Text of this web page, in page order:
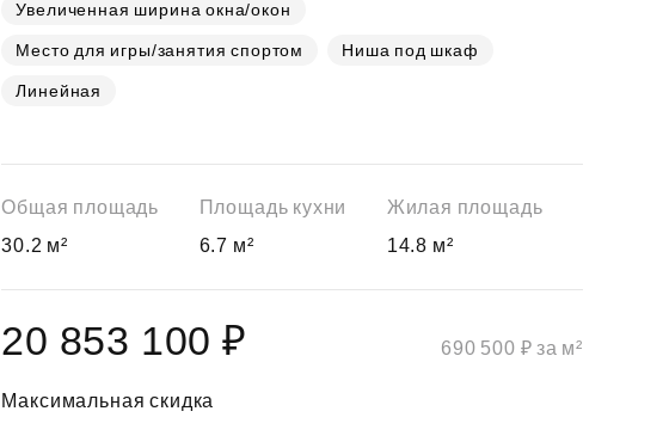
20 853 100 ₽
Максимальная скидка
690 500 ₽ за м²
Увеличенная ширина окна/окон
Место для игры/занятия спортом Ниша под шкаф
Линейная
Общая площадь
30.2 м²
Площадь кухни
6.7 м²
Жилая площадь
14.8 м²